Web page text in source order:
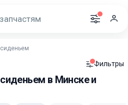
Фильтры
в Минске и